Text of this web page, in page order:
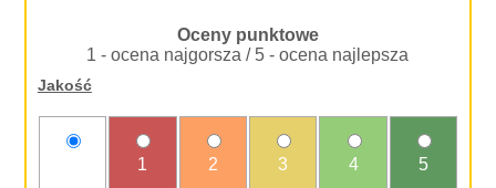
Oceny punktowe
1 - ocena najgorsza / 5 - ocena najlepsza
Jakość
1 2 3 4 5